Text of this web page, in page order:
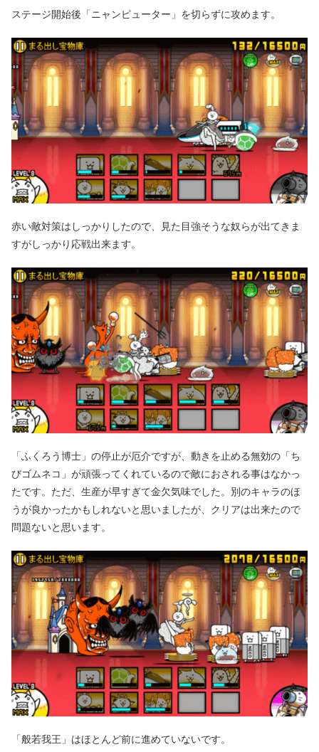
ステージ開始後「ニャンピューター」を切らずに攻めます。
赤い敵対策はしっかりしたので、見た目強そうな奴らが出てきま
すがしっかり応戦出来ます。
「ふくろう博士」の停止が厄介ですが、動きを止める無効の「ち
びゴムネコ」が頑張ってくれているので敵におされる事はなかっ
たです。ただ、生産が早すぎて金欠気味でした。別のキャラのほ
うが良かったかもしれないと思いましたが、クリアは出来たので
問題ないと思います。
「般若我王」はほとんど前に進めていないです。